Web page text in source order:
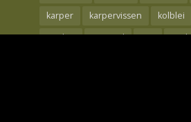
karper
karpervissen kolblei
Maden
meerval mtc nash